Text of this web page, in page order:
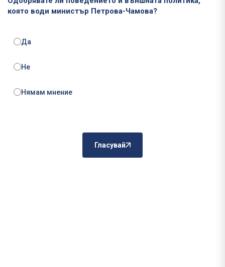
която води министър Петрова-Чамова?
Да
Не
Нямам мнение
Гласувай